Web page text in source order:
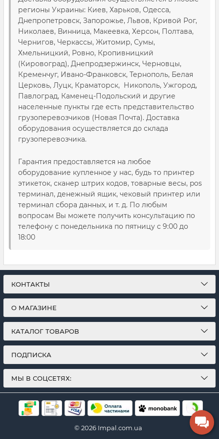
регионы Украины: Киев, Харьков, Одесса,
Днепропетровск, Запорожье, Львов, Кривой Рог,
Николаев, Винница, Макеевка, Херсон, Полтава,
Чернигов, Черкассы, Житомир, Сумы,
Хмельницкий, Ровно, Кропивницкий
(Кировоград), Днепродзержинск, Черновцы,
Кременчуг, Ивано-Франковск, Тернополь, Белая
Церковь, Луцк, Краматорск, Никополь, Ужгород,
Павлоград, Каменец-Подольский и другие
населенные пункты где есть представительство
грузоперевозчиков (Новая Почта). Доставка
оборудования осуществляется до склада
грузоперевозчика.
Гарантия предоставляется на любое
оборудование купленное у нас, будь то принтер
этикеток, сканер штрих кодов, товарные весы, pos
терминал, денежный ящик, чековый принтер или
терминал сбора данных, и т. д. По любым
вопросам Вы можете получить консультацию по
телефону с понедельника по пятницу с 9:00 до
18:00
КОНТАКТЫ
О МАГАЗИНЕ
КАТАЛОГ ТОВАРОВ
ПОДПИСКА
МЫ В СОЦСЕТЯХ:
© 2026 Impal.com.ua